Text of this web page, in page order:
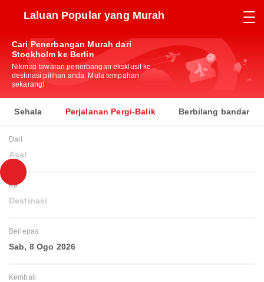
Laluan Popular yang Murah
Cari Penerbangan Murah dari
Stockholm ke Berlin
Nikmati tawaran penerbangan eksklusif ke
destinasi pilihan anda. Mula tempahan
sekarang!
Sehala Perjalanan Pergi-Balik Berbilang bandar
Dari
Asal
Ke
Destinasi
Berlepas
Sab, 8 Ogo 2026
Kembali